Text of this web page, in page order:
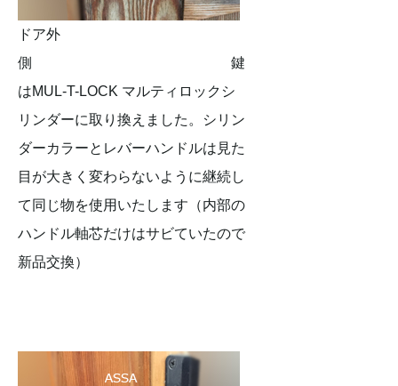
ドア外
側 鍵
はMUL-T-LOCK マルティロックシ
リンダーに取り換えました。シリン
ダーカラーとレバーハンドルは見た
目が大きく変わらないように継続し
て同じ物を使用いたします（内部の
ハンドル軸芯だけはサビていたので
新品交換）